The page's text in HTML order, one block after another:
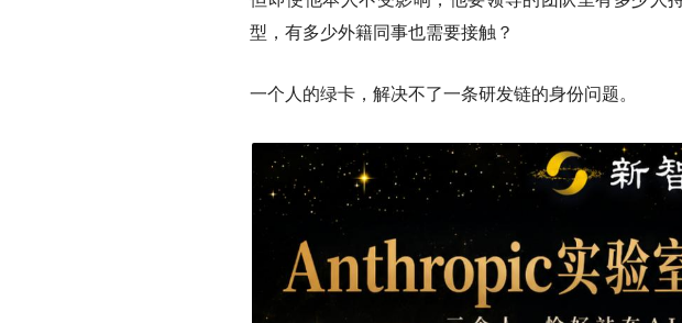
型，有多少外籍同事也需要接触？
一个人的绿卡，解决不了一条研发链的身份问题。